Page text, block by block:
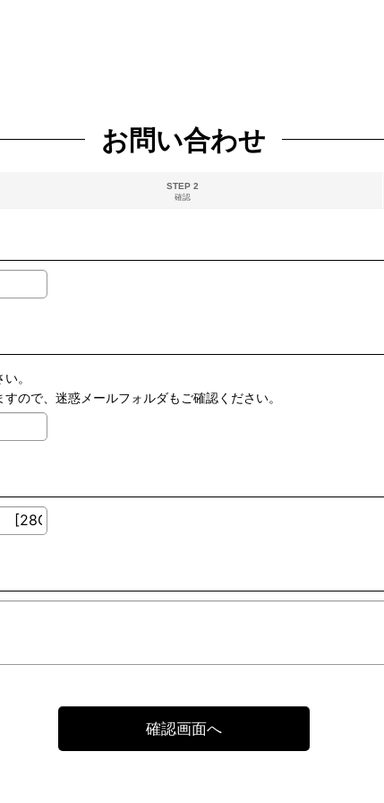
お問い合わせ
STEP 2
確認
。
ので、迷惑メールフォルダもご確認ください。
確認画面へ